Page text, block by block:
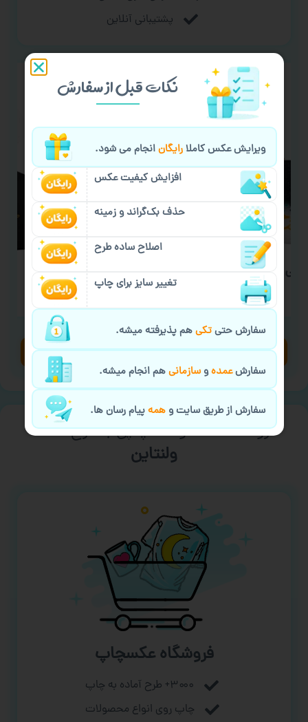
پشتیبانی آنلاین
مشاهده محصولات
فروشگاه محصولات چاپی با طرح آماده
ورزشی
فروشگاه عکسچاپ
۳۰۰۰+ طرح آماده به چاپ
چاپ روی انواع محصولات
نکات قبل از سفارش
ویرایش عکس کاملارایگانانجام می شود.
افزایش کیفیت عکس
حذف بک‌گراند و زمینه
اصلاح ساده طرح
تغییر سایز برای چاپ
سفارش حتیتکیهم پذیرفته میشه.
سفارشعمدهوسازمانیهم انجام میشه.
سفارش از طریق سایت وهمهپیام رسان ها.